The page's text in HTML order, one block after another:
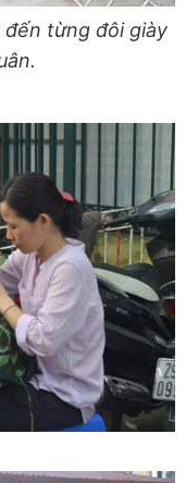
từng đôi giày